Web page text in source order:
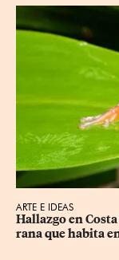
ARTE E IDEAS
Hallazgo en
rana que habita